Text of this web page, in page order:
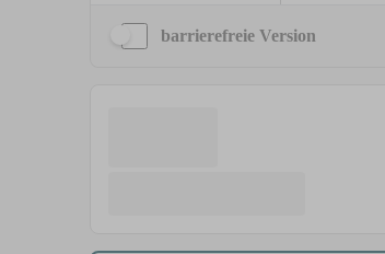
barrierefreie Version